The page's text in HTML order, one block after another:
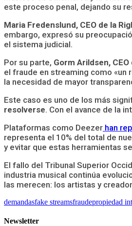
este proceso penal, dejando su
Maria Fredenslund, CEO de la
embargo, expresó su
el sistema judicial.
Por su parte, Gorm Arildsen, CEO
el fraude en streaming como «un
la necesidad de mayor
Este caso es uno de los más
resolverse. Con el avance de la
Plataformas como Deezer han
representa el 10% del total de
y evitar que estas herramientas
El fallo del Tribunal Superior
industria musical continúa
las merecen: los artistas y
demandasfake streamsfraudepropiedad
Newsletter